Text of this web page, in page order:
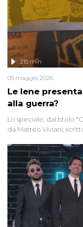
Le Iene
alla guerra?
215 min
05 maggio 2026
Lo speciale, dal titolo
da Matteo Viviani,
di settore - su quanto
Anche se l'Italia non è
contesto globale
lontano.